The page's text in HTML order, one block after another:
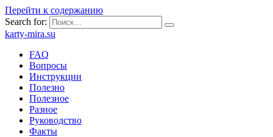
Перейти к содержанию
Search for:
karty-mira.su
FAQ
Вопросы
Инструкции
Полезно
Полезное
Разное
Руководство
Факты